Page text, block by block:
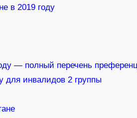
в 2019 году
— полный перечень
для инвалидов 2 группы